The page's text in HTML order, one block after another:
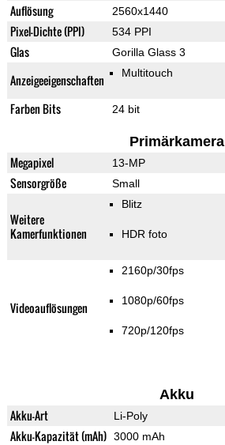
Auflösung 2560x1440
Pixel-Dichte (PPI) 534 PPI
Glas Gorilla Glass 3
Anzeigeeigenschaften Multitouch
Farben Bits 24 bit
Primärkamera
Megapixel 13-MP
Sensorgröße Small
Weitere
Kamerfunktionen
Blitz
HDR foto
Videoauflösungen
2160p/30fps
1080p/60fps
720p/120fps
Akku
Akku-Art Li-Poly
Akku-Kapazität (mAh) 3000 mAh